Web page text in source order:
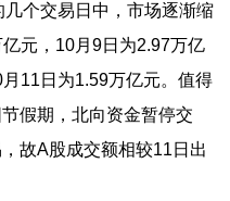
个交易日中，市场逐渐缩
元，10月9日为2.97万亿
11日为1.59万亿元。值得
假期，北向资金暂停交
故A股成交额相较11日出